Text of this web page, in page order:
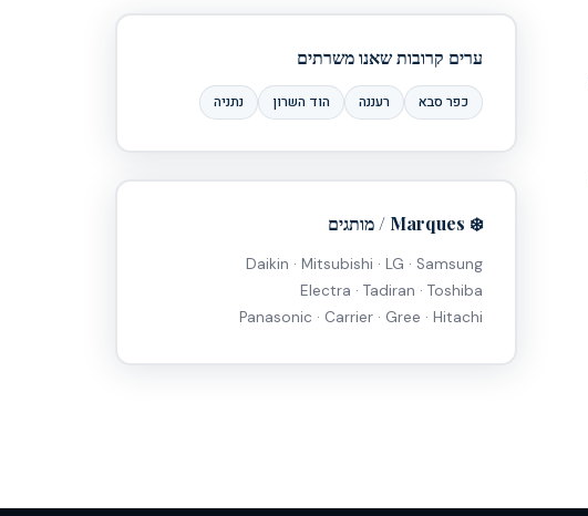
ערים קרובות שאנו משרתים
כפר סבא רעננה הוד השרון נתניה
❄️ Marques / מותגים
Daikin · Mitsubishi · LG · Samsung
Electra · Tadiran · Toshiba
Panasonic · Carrier · Gree · Hitachi